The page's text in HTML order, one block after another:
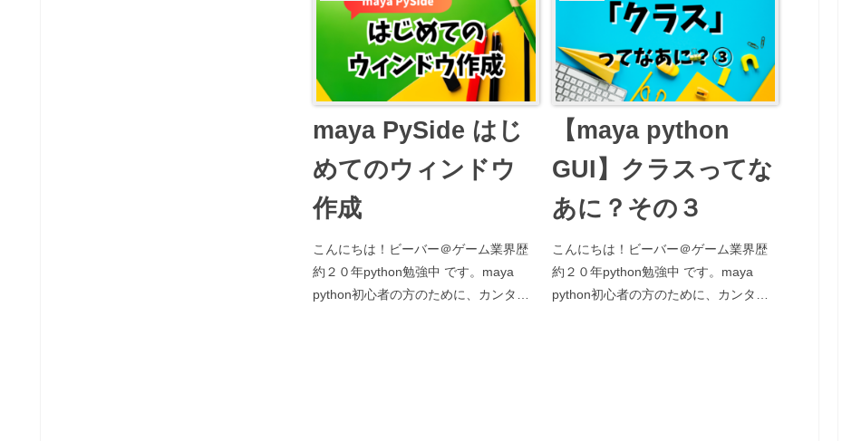
用語が大量に出...
用語が大量に出...
maya PySide はじ
めてのウィンドウ
作成
こんにちは！ビーバー＠ゲーム業界歴
約２０年python勉強中 です。maya
python初心者の方のために、カンタ
【maya python
GUI】クラスってな
あに？その３
こんにちは！ビーバー＠ゲーム業界歴
約２０年python勉強中 です。maya
python初心者の方のために、カンタ